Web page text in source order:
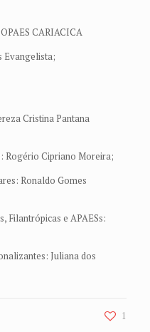
CARIACICA
Evangelista;
Cristina Pantana
Rogério Cipriano Moreira;
Ronaldo Gomes
Filantrópicas e APAESs:
Juliana dos
1